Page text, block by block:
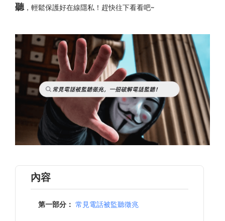
聽，輕鬆保護好在線隱私！趕快往下看看吧~
內容
第一部分： 常見電話被監聽徵兆